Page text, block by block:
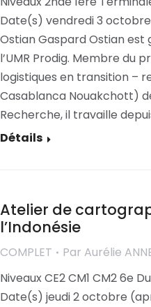
Date(s) vendredi 3
Ostian Gaspard Ostian
l’UMR Prodig. Membre du
logistiques en transition –
Casablanca Nouakchott)
Recherche, il travaille
Détails
Atelier de
l’Indonésie
COMPLET Par Aurélie
Niveaux CE2 CM1 CM2 6e
Date(s) jeudi 2 octobre